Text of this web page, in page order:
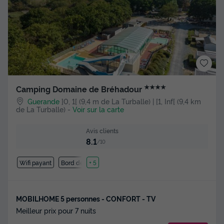
Camping Domaine de Bréhadour ★★★★
Guerande ]0, 1[ (9,4 m de La Turballe) | [1, Inf[ (9,4 km
de La Turballe) - Voir sur la carte
Avis clients
8.1/10
Wifi payant Bord de mer
+ 5
MOBILHOME 5 personnes - CONFORT - TV
Meilleur prix pour 7 nuits